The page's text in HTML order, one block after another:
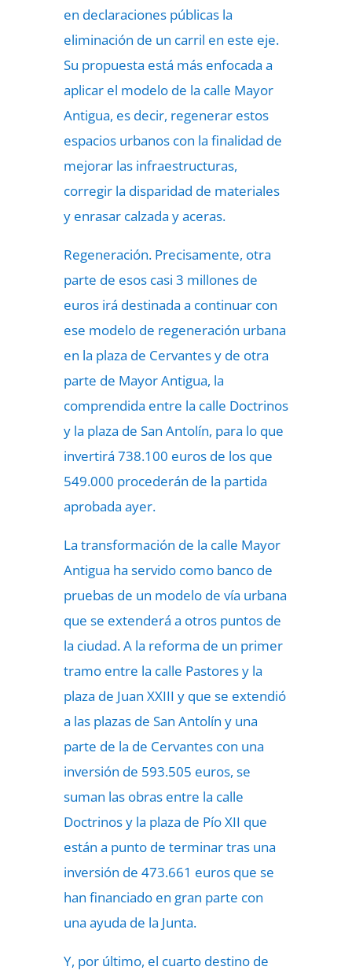
en declaraciones públicas la
eliminación de un carril en este eje.
Su propuesta está más enfocada a
aplicar el modelo de la calle Mayor
Antigua, es decir, regenerar estos
espacios urbanos con la finalidad de
mejorar las infraestructuras,
corregir la disparidad de materiales
y enrasar calzada y aceras.
Regeneración. Precisamente, otra
parte de esos casi 3 millones de
euros irá destinada a continuar con
ese modelo de regeneración urbana
en la plaza de Cervantes y de otra
parte de Mayor Antigua, la
comprendida entre la calle Doctrinos
y la plaza de San Antolín, para lo que
invertirá 738.100 euros de los que
549.000 procederán de la partida
aprobada ayer.
La transformación de la calle Mayor
Antigua ha servido como banco de
pruebas de un modelo de vía urbana
que se extenderá a otros puntos de
la ciudad. A la reforma de un primer
tramo entre la calle Pastores y la
plaza de Juan XXIII y que se extendió
a las plazas de San Antolín y una
parte de la de Cervantes con una
inversión de 593.505 euros, se
suman las obras entre la calle
Doctrinos y la plaza de Pío XII que
están a punto de terminar tras una
inversión de 473.661 euros que se
han financiado en gran parte con
una ayuda de la Junta.
Y, por último, el cuarto destino de